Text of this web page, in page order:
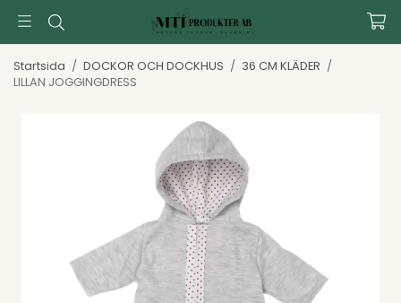
Startsida / DOCKOR OCH DOCKHUS / 36 CM KLÄDER /
LILLAN JOGGINGDRESS